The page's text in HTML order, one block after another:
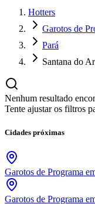
Hotters
Garotos de
Pará
Santana do
Nenhum resultado
Tente ajustar os filtros
Cidades próximas
Garotos de Programa
Garotos de Programa